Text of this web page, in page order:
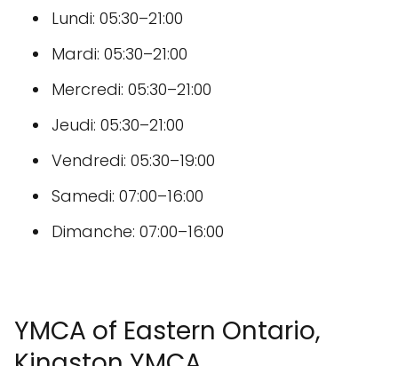
Lundi: 05:30–21:00
Mardi: 05:30–21:00
Mercredi: 05:30–21:00
Jeudi: 05:30–21:00
Vendredi: 05:30–19:00
Samedi: 07:00–16:00
Dimanche: 07:00–16:00
YMCA of Eastern Ontario,